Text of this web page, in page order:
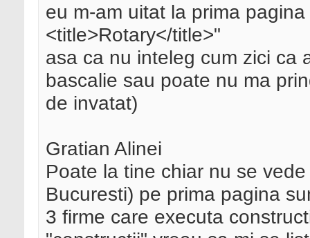
eu m-am uitat la prima
<title>Rotary</title>"
asa ca nu inteleg cum zici ca
bascalie sau poate nu ma
de invatat)
Gratian Alinei
Poate la tine chiar nu se
Bucuresti) pe prima pagina
3 firme care executa